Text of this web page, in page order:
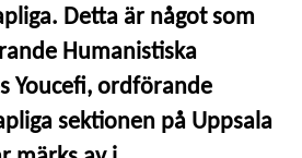
Detta är något som
Humanistiska
Youcefi, ordförande
sektionen på Uppsala